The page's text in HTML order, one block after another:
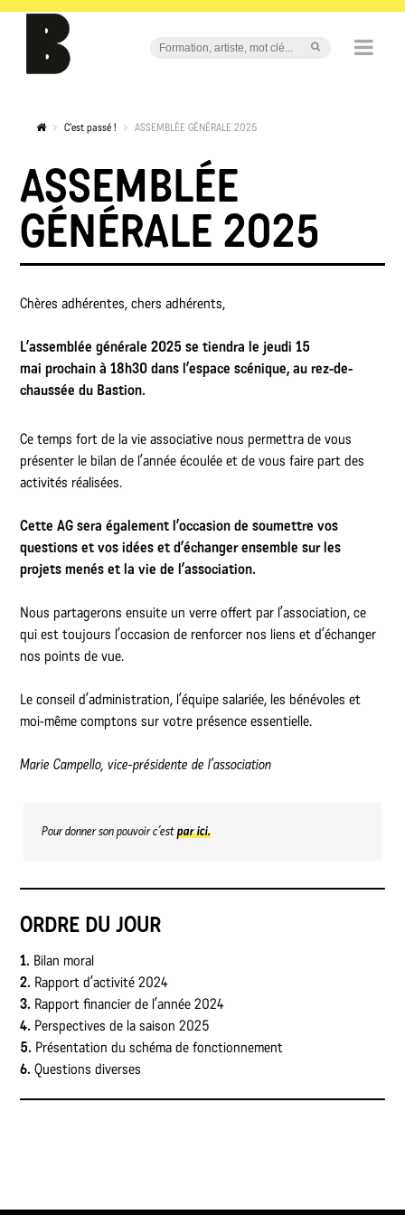
C'est passé ! ASSEMBLÉE GÉNÉRALE 2025
ASSEMBLÉE
GÉNÉRALE 2025
Chères adhérentes, chers adhérents,
L’assemblée générale 2025 se tiendra le jeudi 15
mai prochain à 18h30 dans l’espace scénique, au rez-de-
chaussée du Bastion.
Ce temps fort de la vie associative nous permettra de vous
présenter le bilan de l’année écoulée et de vous faire part des
activités réalisées.
Cette AG sera également l’occasion de soumettre vos
questions et vos idées et d’échanger ensemble sur les
projets menés et la vie de l’association.
Nous partagerons ensuite un verre offert par l’association, ce
qui est toujours l’occasion de renforcer nos liens et d’échanger
nos points de vue.
Le conseil d’administration, l’équipe salariée, les bénévoles et
moi-même comptons sur votre présence essentielle.
Marie Campello, vice-présidente de l’association
Pour donner son pouvoir c’estpar ici.
ORDRE DU JOUR
1. Bilan moral
2. Rapport d’activité 2024
3. Rapport financier de l’année 2024
4. Perspectives de la saison 2025
5. Présentation du schéma de fonctionnement
6. Questions diverses